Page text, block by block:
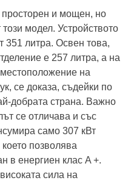
просторен и мощен, но
модел. Устройството
351 литра. Освен това,
е 257 литра, а на
на
се доказа, съдейки по
добрата страна. Важно
се отличава и със
само 307 кВт
позволява
в енергиен клас A +.
сила на